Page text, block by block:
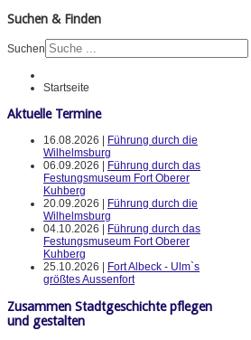
Suchen & Finden
Suchen
Startseite
Aktuelle Termine
16.08.2026 |
Führung durch die
Wilhelmsburg
06.09.2026 |
Führung durch das
Festungsmuseum Fort Oberer
Kuhberg
20.09.2026 |
Führung durch die
Wilhelmsburg
04.10.2026 |
Führung durch das
Festungsmuseum Fort Oberer
Kuhberg
25.10.2026 |
Fort Albeck - Ulm`s
größtes Aussenfort
Zusammen Stadtgeschichte pflegen
und gestalten